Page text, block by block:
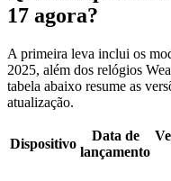
17 agora?
A primeira leva inclui os
2025, além dos relógios
tabela abaixo resume as
atualização.
Dispositivo
Data de
lançamento